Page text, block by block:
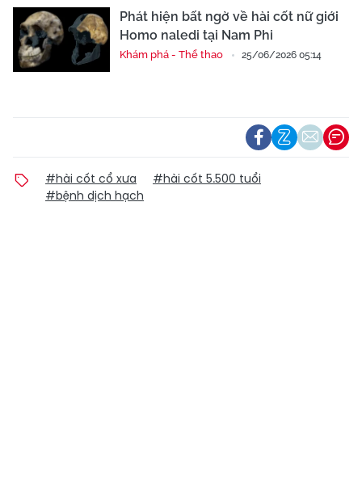
Phát hiện bất ngờ về hài cốt nữ giới
Homo naledi tại Nam Phi
Khám phá - Thể thao 25/06/2026 05:14
#hài cốt cổ xưa
#hài cốt 5.500 tuổi
#bệnh dịch hạch